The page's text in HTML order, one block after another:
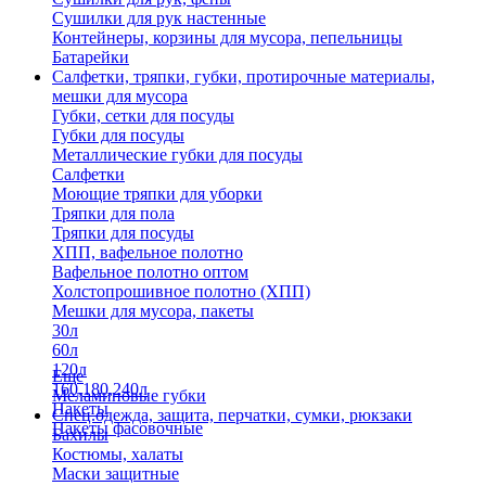
Сушилки для рук настенные
Контейнеры, корзины для мусора, пепельницы
Батарейки
Салфетки, тряпки, губки, протирочные материалы,
мешки для мусора
Губки, сетки для посуды
Губки для посуды
Металлические губки для посуды
Салфетки
Моющие тряпки для уборки
Тряпки для пола
Тряпки для посуды
ХПП, вафельное полотно
Вафельное полотно оптом
Холстопрошивное полотно (ХПП)
Мешки для мусора, пакеты
30л
60л
120л
160,180,240л
Пакеты
Пакеты фасовочные
Еще
Меламиновые губки
Спец.одежда, защита, перчатки, сумки, рюкзаки
Бахилы
Костюмы, халаты
Маски защитные